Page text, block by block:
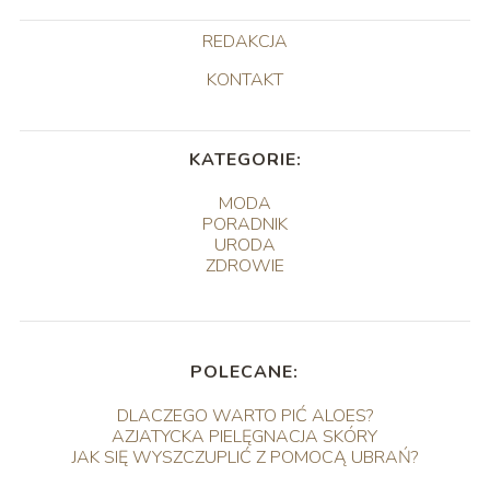
REDAKCJA
KONTAKT
KATEGORIE:
MODA
PORADNIK
URODA
ZDROWIE
POLECANE:
DLACZEGO WARTO PIĆ ALOES?
AZJATYCKA PIELĘGNACJA SKÓRY
JAK SIĘ WYSZCZUPLIĆ Z POMOCĄ UBRAŃ?